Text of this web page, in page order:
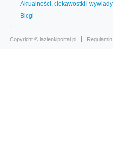
Aktualności, ciekawostki i wywiady
Blogi
Copyright © lazienkiportal.pl Regulamin